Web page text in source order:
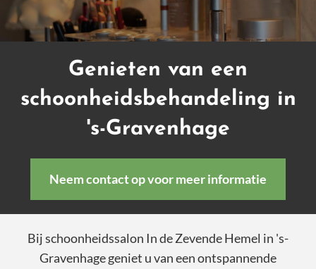
Genieten van een
schoonheidsbehandeling in
's-Gravenhage
Neem contact op voor meer informatie
Bij schoonheidssalon In de Zevende Hemel in 's-
Gravenhage geniet u van een ontspannende